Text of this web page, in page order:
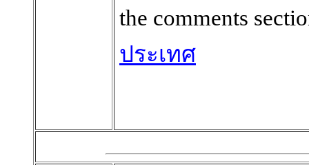
the comments
ประเทศ